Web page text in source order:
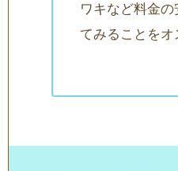
ワキなど料金
てみることをオ